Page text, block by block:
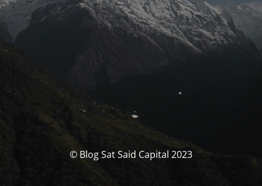
© Blog Sat Said Capital 2023